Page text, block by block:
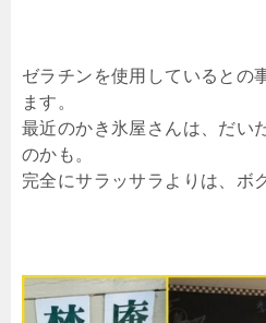
ゼラチンを使用しているとの
ます。
最近のかき氷屋さんは、だい
のかも。
完全にサラッサラよりは、ボ